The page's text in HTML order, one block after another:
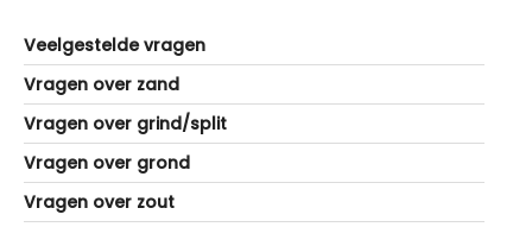
Veelgestelde vragen
Vragen over zand
Vragen over grind/split
Vragen over grond
Vragen over zout